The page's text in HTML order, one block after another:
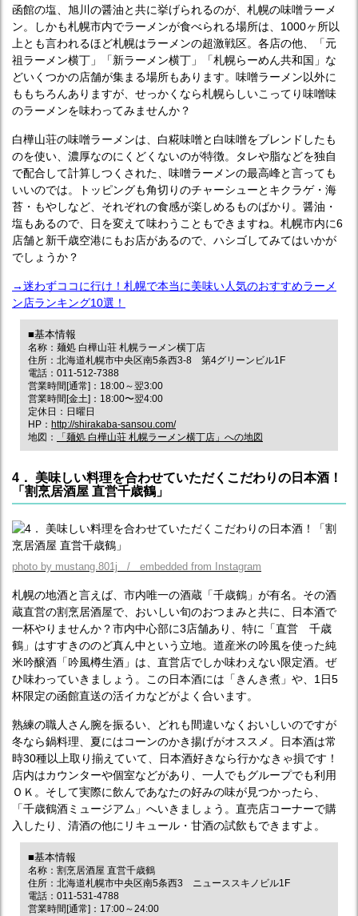
函館の塩、旭川の醤油と共に挙げられるのが、札幌の味噌ラーメ
ン。しかも札幌市内でラーメンが食べられる場所は、1000ヶ所以
上とも言われるほど札幌はラーメンの超激戦区。各店の他、「元
祖ラーメン横丁」「新ラーメン横丁」「札幌らーめん共和国」な
どいくつかの店舗が集まる場所もあります。味噌ラーメン以外に
ももちろんありますが、せっかくなら札幌らしいこってり味噌味
のラーメンを味わってみませんか？
白樺山荘の味噌ラーメンは、白糀味噌と白味噌をブレンドしたも
のを使い、濃厚なのにくどくないのが特徴。タレや脂などを独自
で配合して計算しつくされた、味噌ラーメンの最高峰と言っても
いいのでは。トッピングも角切りのチャーシューとキクラゲ・海
苔・もやしなど、それぞれの食感が楽しめるものばかり。醤油・
塩もあるので、日を変えて味わうこともできますね。札幌市内に6
店舗と新千歳空港にもお店があるので、ハシゴしてみてはいかが
でしょうか？
→迷わずココに行け！札幌で本当に美味い人気のおすすめラーメ
ン店ランキング10選！
■基本情報
名称：麺処 白樺山荘 札幌ラーメン横丁店
住所：北海道札幌市中央区南5条西3-8 第4グリーンビル1F
電話：011-512-7388
営業時間[通常]：18:00～翌3:00
営業時間[金土]：18:00〜翌4:00
定休日：日曜日
HP： http://shirakaba-sansou.com/
地図：
「麺処 白樺山荘 札幌ラーメン横丁店」への地図
4． 美味しい料理を合わせていただくこだわりの日本酒！
「割烹居酒屋 直営千歳鶴」
photo by mustang.801j / embedded from Instagram
札幌の地酒と言えば、市内唯一の酒蔵「千歳鶴」が有名。その酒
蔵直営の割烹居酒屋で、おいしい旬のおつまみと共に、日本酒で
一杯やりませんか？市内中心部に3店舗あり、特に「直営 千歳
鶴」はすすきののど真ん中という立地。道産米の吟風を使った純
米吟醸酒「吟風樽生酒」は、直営店でしか味わえない限定酒。ぜ
ひ味わっていきましょう。この日本酒には「きんき煮」や、1日5
杯限定の函館直送の活イカなどがよく合います。
熟練の職人さん腕を振るい、どれも間違いなくおいしいのですが
冬なら鍋料理、夏にはコーンのかき揚げがオススメ。日本酒は常
時30種以上取り揃えていて、日本酒好きなら行かなきゃ損です！
店内はカウンターや個室などがあり、一人でもグループでも利用
ＯＫ。そして実際に飲んであなたの好みの味が見つかったら、
「千歳鶴酒ミュージアム」へいきましょう。直売店コーナーで購
入したり、清酒の他にリキュール・甘酒の試飲もできますよ。
■基本情報
名称：割烹居酒屋 直営千歳鶴
住所：北海道札幌市中央区南5条西3 ニューススキノビル1F
電話：011-531-4788
営業時間[通常]：17:00～24:00